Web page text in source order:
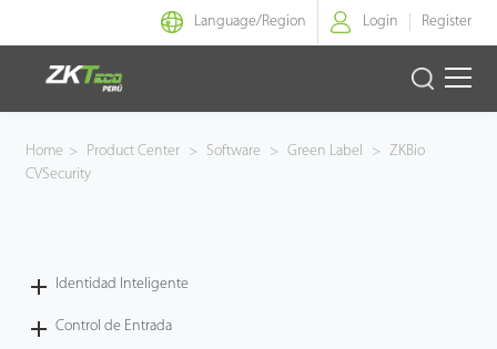
Language/Region Login Register
Identidad Inteligente
Home > Product Center > Software > Green Label > ZKBio
CVSecurity
Identidad Inteligente
Control de Entrada